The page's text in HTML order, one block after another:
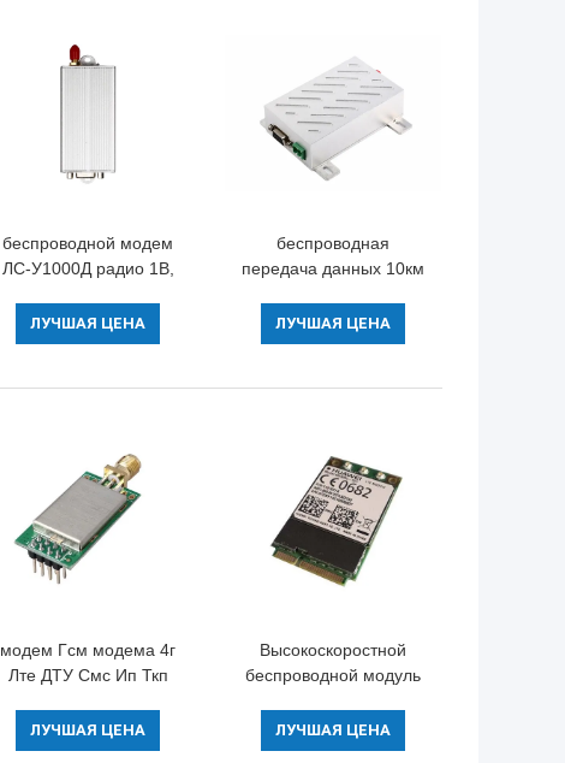
беспроводной модем
ЛС-У1000Д радио 1В,
УХФ беспроводной
ЛУЧШАЯ ЦЕНА
беспроводная
передача данных 10км
АПРС радио 5В
серийная
ЛУЧШАЯ ЦЕНА
модем Гсм модема 4г
Лте ДТУ Смс Ип Ткп
беспроводной исправил
беспроводной модуль
ЛУЧШАЯ ЦЕНА
Высокоскоростной
беспроводной модуль
ФДД МИНИ ПКИ-Э
Вифи Вван ворот
ЛУЧШАЯ ЦЕНА